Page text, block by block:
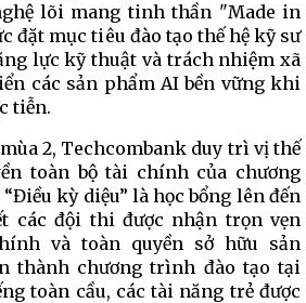
lõi mang tinh thần "Made in
đặt mục tiêu đào tạo thế hệ kỹ sư
lực kỹ thuật và trách nhiệm xã
các sản phẩm AI bền vững khi
tiễn.
2, Techcombank duy trì vị thế
toàn bộ tài chính của chương
kỳ diệu” là học bổng lên đến
các đội thi được nhận trọn vẹn
và toàn quyền sở hữu sản
thành chương trình đào tạo tại
toàn cầu, các tài năng trẻ được